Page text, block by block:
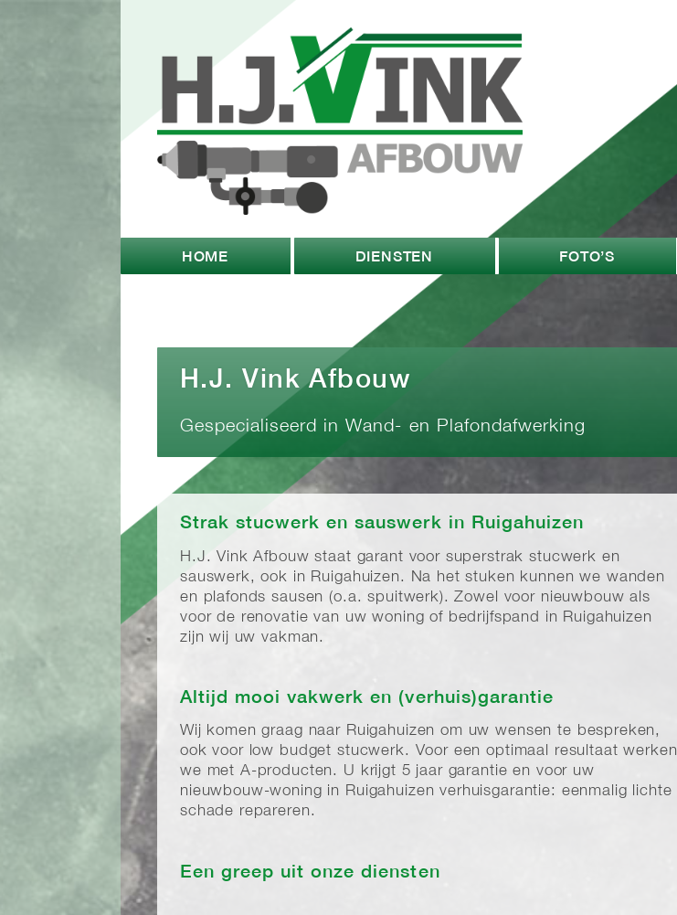
HOME DIENSTEN FOTO’S
H.J. Vink Afbouw
Gespecialiseerd in Wand- en Plafondafwerking
Strak stucwerk en sauswerk in Ruigahuizen
H.J. Vink Afbouw staat garant voor superstrak stucwerk en
sauswerk, ook in Ruigahuizen. Na het stuken kunnen we wanden
en plafonds sausen (o.a. spuitwerk). Zowel voor nieuwbouw als
voor de renovatie van uw woning of bedrijfspand in Ruigahuizen
zijn wij uw vakman.
Altijd mooi vakwerk en (verhuis)garantie
Wij komen graag naar Ruigahuizen om uw wensen te bespreken,
ook voor low budget stucwerk. Voor een optimaal resultaat werken
we met A-producten. U krijgt 5 jaar garantie en voor uw
nieuwbouw-woning in Ruigahuizen verhuisgarantie: eenmalig lichte
schade repareren.
Een greep uit onze diensten